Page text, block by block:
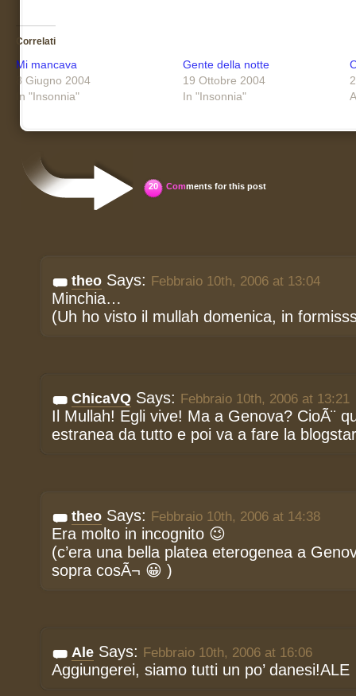
Correlati
Mi mancava
8 Giugno 2004
In "Insonnia"
Gente della notte
19 Ottobre 2004
In "Insonnia"
20 Comments for this post
theo Says: Febbraio 10th, 2006 at 13:04
Minchia…
(Uh ho visto il mullah domenica, in
ChicaVQ Says: Febbraio 10th, 2006 at 13:21
Il Mullah! Egli vive! Ma a Genova? CioÃ¨
estranea da tutto e poi va a fare la
theo Says: Febbraio 10th, 2006 at 14:38
Era molto in incognito 😉
(c’era una bella platea eterogenea a
sopra cosÃ¬ 😀 )
Ale Says: Febbraio 10th, 2006 at 16:06
Aggiungerei, siamo tutti un po’ danesi!ALE